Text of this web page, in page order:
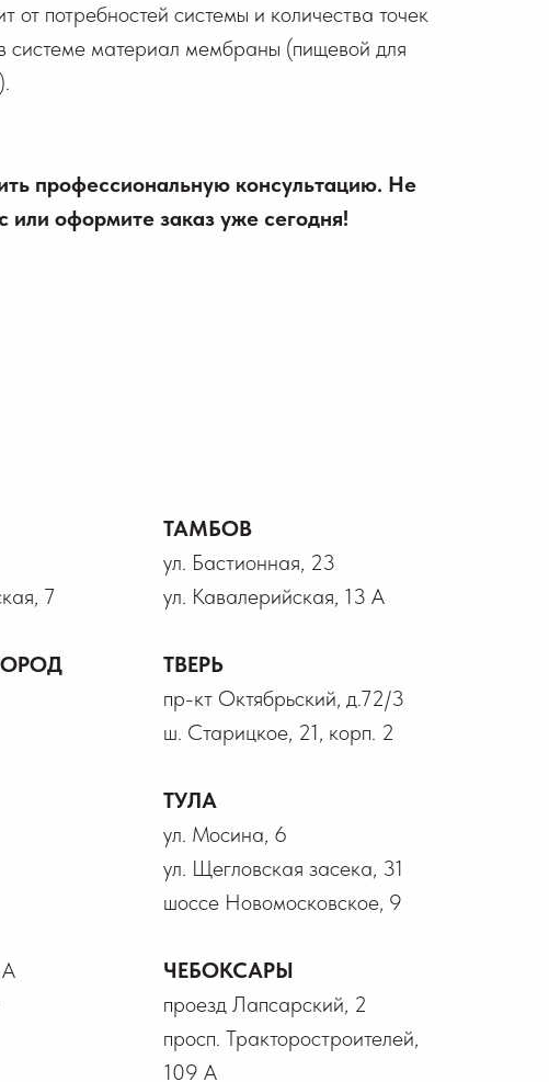
от потребностей системы и количества точек
системе материал мембраны (пищевой для
профессиональную консультацию. Не
оформите заказ уже сегодня!
7
А
ТАМБОВ
ул. Бастионная, 23
ул. Кавалерийская, 13 А
ТВЕРЬ
пр-кт Октябрьский, д.72/3
ш. Старицкое, 21, корп. 2
ТУЛА
ул. Мосина, 6
ул. Щегловская засека, 31
шоссе Новомосковское, 9
ЧЕБОКСАРЫ
проезд Лапсарский, 2
просп. Тракторостроителей,
109 А